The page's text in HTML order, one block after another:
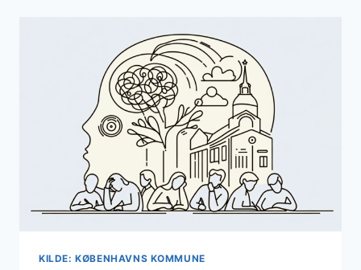
FLYTNINGER
KILDE: KØBENHAVNS KOMMUNE